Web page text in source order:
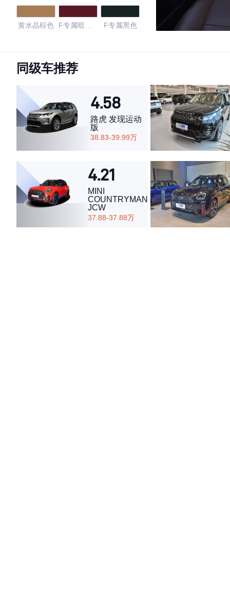
黄水晶棕色
F专属暗玫
F专属黑色
棕色
黑色/秋山栗
4.46
·外观表现一般，低于57%同级车
·内饰表现一般，低于58%同级车
·空间表现较为优秀，优于58%同级车
同级车推荐
4.58
路虎 发现运动
版
38.83-39.99万
4.21
MINI
COUNTRYMAN
JCW
37.88-37.88万